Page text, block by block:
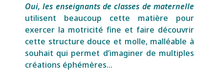
Oui, les enseignants de classes de maternelle
utilisent beaucoup cette matière pour
exercer la motricité fine et faire découvrir
cette structure douce et molle, malléable à
souhait qui permet d’imaginer de multiples
créations éphémères…